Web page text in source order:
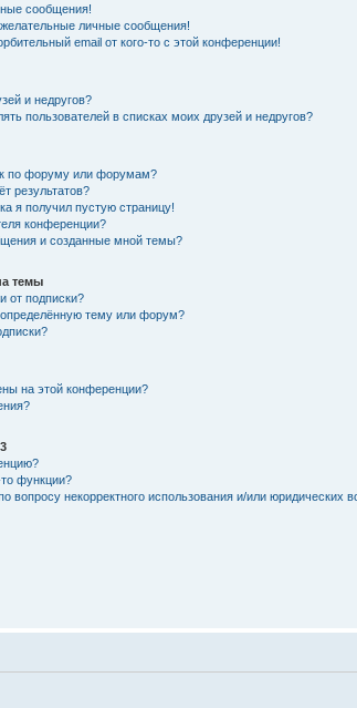
сообщения!
личные сообщения!
email от кого-то с этой конференции!
и недругов?
пользователей в списках моих друзей и недругов?
по форуму или форумам?
результатов?
я получил пустую страницу!
конференции?
и созданные мной темы?
темы
от подписки?
тему или форум?
на этой конференции?
функции?
вопросу некорректного использования и/или юридических